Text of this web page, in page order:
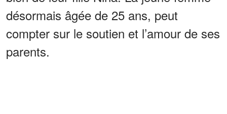
désormais âgée de 25 ans, peut
compter sur le soutien et l’amour de ses
parents.